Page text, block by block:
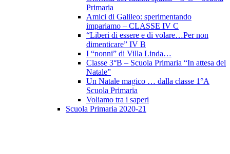
Primaria
Amici di Galileo: sperimentando
impariamo – CLASSE IV C
“Liberi di essere e di volare…Per non
dimenticare” IV B
I “nonni” di Villa Linda…
Classe 3°B – Scuola Primaria “In attesa del
Natale”
Un Natale magico … dalla classe 1°A
Scuola Primaria
Voliamo tra i saperi
Scuola Primaria 2020-21